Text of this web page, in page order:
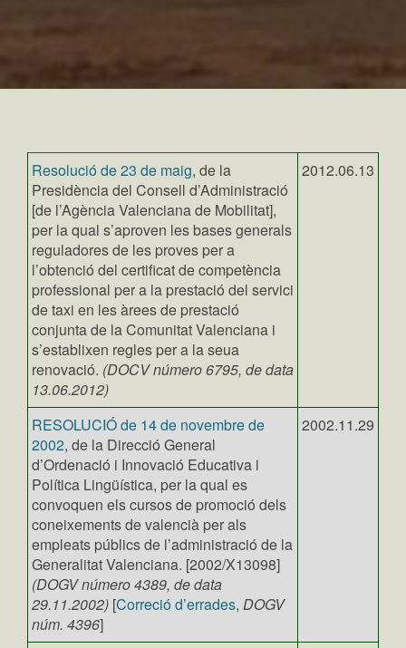
Resolució de 23 de maig, de la
Presidència del Consell d’Administració
[de l’Agència Valenciana de Mobilitat],
per la qual s’aproven les bases generals
reguladores de les proves per a
l’obtenció del certificat de competència
professional per a la prestació del servici
de taxi en les àrees de prestació
conjunta de la Comunitat Valenciana i
s’establixen regles per a la seua
renovació. (DOCV número 6795, de data
13.06.2012)
2012.06.13
RESOLUCIÓ de 14 de novembre de
2002, de la Direcció General
d’Ordenació i Innovació Educativa i
Política Lingüística, per la qual es
convoquen els cursos de promoció dels
coneixements de valencià per als
empleats públics de l’administració de la
Generalitat Valenciana. [2002/X13098]
(DOGV número 4389, de data
29.11.2002) [Correció d’errades, DOGV
núm. 4396]
2002.11.29